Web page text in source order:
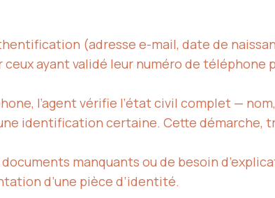
(adresse e-mail, date de
ceux ayant validé leur numéro de téléphone
l’agent vérifie l’état civil complet —
identification certaine. Cette démarche,
manquants ou de besoin
d’une pièce d’identité.